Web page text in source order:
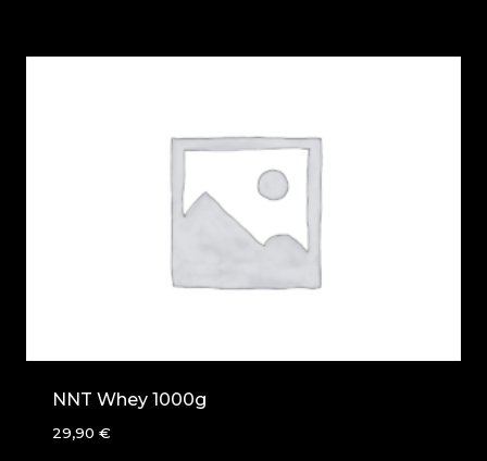
NNT Whey 1000g
29,90 €